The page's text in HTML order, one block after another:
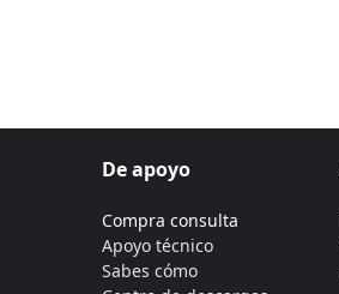
De apoyo
Compra consulta
Apoyo técnico
Sabes cómo